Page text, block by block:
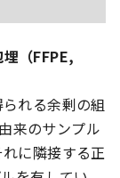
（FFPE,
れる余剰の組
来のサンプル
に隣接する正